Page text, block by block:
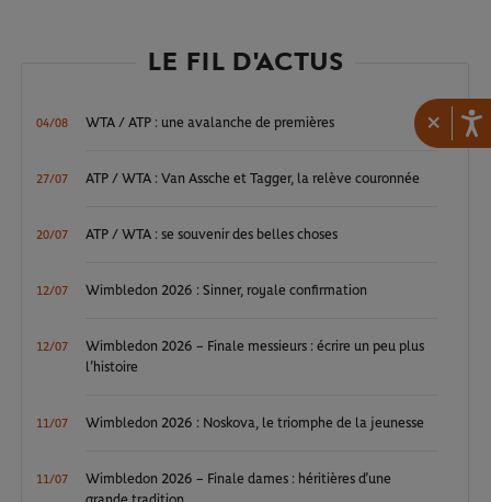
×
LE FIL D'ACTUS
04/08 WTA / ATP : une avalanche de premières
27/07 ATP / WTA : Van Assche et Tagger, la relève couronnée
20/07 ATP / WTA : se souvenir des belles choses
12/07 Wimbledon 2026 : Sinner, royale confirmation
12/07
Wimbledon 2026 – Finale messieurs : écrire un peu plus
l’histoire
11/07 Wimbledon 2026 : Noskova, le triomphe de la jeunesse
11/07
Wimbledon 2026 – Finale dames : héritières d’une